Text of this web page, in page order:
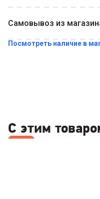
Самовывоз из
Посмотреть наличие в
С этим